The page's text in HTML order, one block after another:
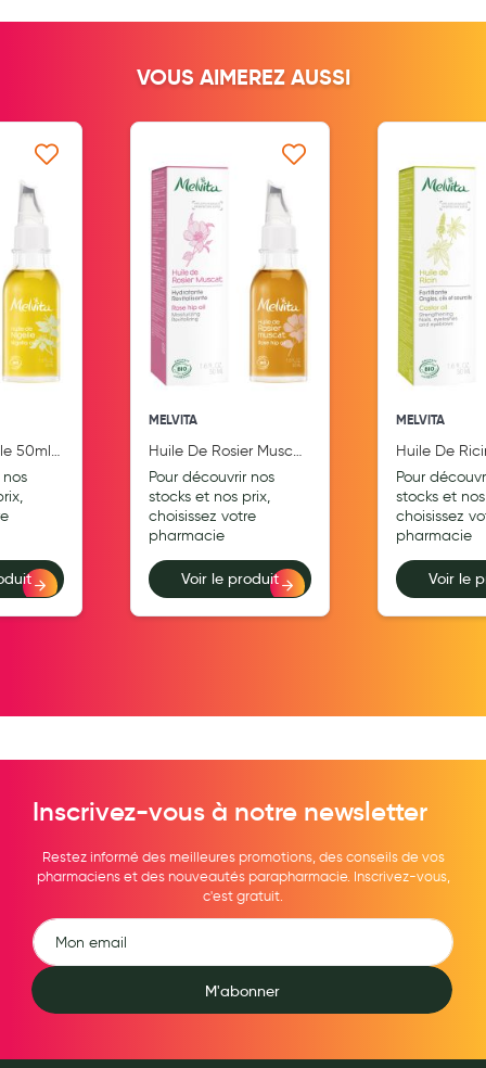
maternité
Diététique minceur
Phytothérapie
Gemmothérapie
Confiserie
Voies respiratoires
Compléments alimentaires
Médicaments et Santé
Pansements
Hygiène nasale
Piqûres insectes
Appareils
Contention veineuse
Contactologie
Soins ORL
VOUS AIMEREZ AUSSI
50ml
liste d’envie
MELVITA
Huile De Rosier Muscat
50ml BIO
Pour découvrir nos
stocks et nos prix,
choisissez votre
pharmacie
Voir le produit
Ajouter à ma liste d’envie
MELVITA
Huile De
BIO
Pour
stocks et
choisissez
pharmacie
Voir le
Ajouter
Inscrivez-vous à notre newsletter
Restez informé des meilleures promotions, des conseils de vos
pharmaciens et des nouveautés parapharmacie. Inscrivez-vous,
c'est gratuit.
M'abonner